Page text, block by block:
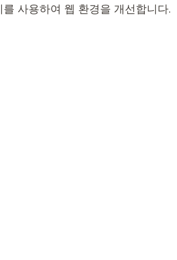
사용하여 웹 환경을 개선합니다.